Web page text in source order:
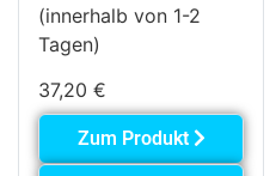
(innerhalb von 1-2
Tagen)
37,20 €
Zum Produkt